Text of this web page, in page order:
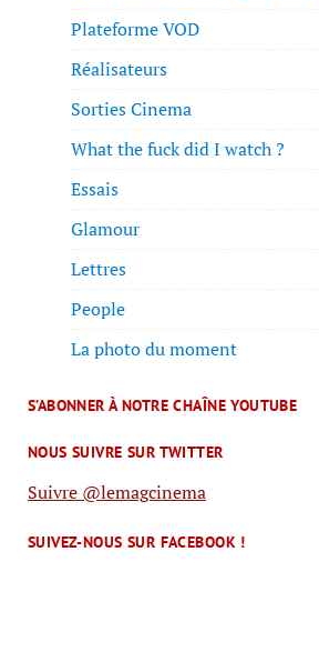
Plateforme VOD
Réalisateurs
Sorties Cinema
What the fuck did I watch ?
Essais
Glamour
Lettres
People
La photo du moment
S’ABONNER À NOTRE CHAÎNE YOUTUBE
NOUS SUIVRE SUR TWITTER
Suivre @lemagcinema
SUIVEZ-NOUS SUR FACEBOOK !